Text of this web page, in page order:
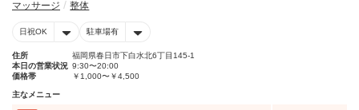
マッサージ 整体
日祝OK 駐車場有
住所
福岡県春日市下白水北6丁目145-1
本日の営業状況 9:30〜20:00
価格帯
￥1,000〜￥4,500
主なメニュー